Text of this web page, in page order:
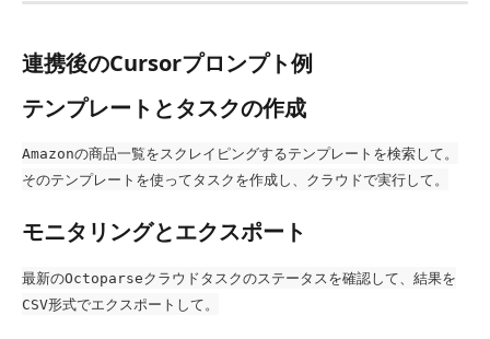
連携後のCursorプロンプト例
テンプレートとタスクの作成
Amazonの商品一覧をスクレイピングするテンプレートを検索して。
そのテンプレートを使ってタスクを作成し、クラウドで実行して。
モニタリングとエクスポート
最新のOctoparseクラウドタスクのステータスを確認して、結果を
CSV形式でエクスポートして。